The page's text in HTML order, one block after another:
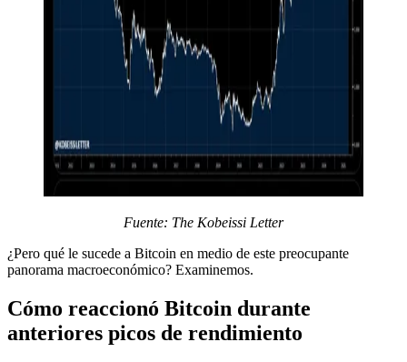
Fuente: The Kobeissi Letter
¿Pero qué le sucede a Bitcoin en medio de este preocupante
panorama macroeconómico? Examinemos.
Cómo reaccionó Bitcoin durante
anteriores picos de rendimiento